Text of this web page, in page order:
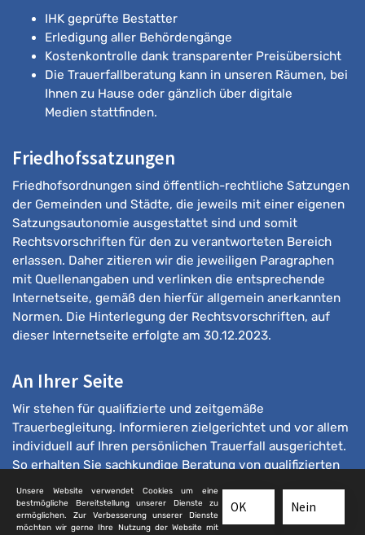
IHK geprüfte Bestatter
Erledigung aller Behördengänge
Kostenkontrolle dank transparenter Preisübersicht
Die Trauerfallberatung kann in unseren Räumen, bei
Ihnen zu Hause oder gänzlich über digitale
Medien stattfinden.
Friedhofssatzungen
Friedhofsordnungen sind öffentlich-rechtliche Satzungen
der Gemeinden und Städte, die jeweils mit einer eigenen
Satzungsautonomie ausgestattet sind und somit
Rechtsvorschriften für den zu verantworteten Bereich
erlassen. Daher zitieren wir die jeweiligen Paragraphen
mit Quellenangaben und verlinken die entsprechende
Internetseite, gemäß den hierfür allgemein anerkannten
Normen. Die Hinterlegung der Rechtsvorschriften, auf
dieser Internetseite erfolgte am 30.12.2023.
An Ihrer Seite
Wir stehen für qualifizierte und zeitgemäße
Trauerbegleitung. Informieren zielgerichtet und vor allem
individuell auf Ihren persönlichen Trauerfall ausgerichtet.
So erhalten Sie sachkundige Beratung von qualifizierten
Nein
OK
Unsere Website verwendet Cookies um eine
bestmögliche Bereitstellung unserer Dienste zu
ermöglichen. Zur Verbesserung unserer Dienste
möchten wir gerne Ihre Nutzung der Website mit